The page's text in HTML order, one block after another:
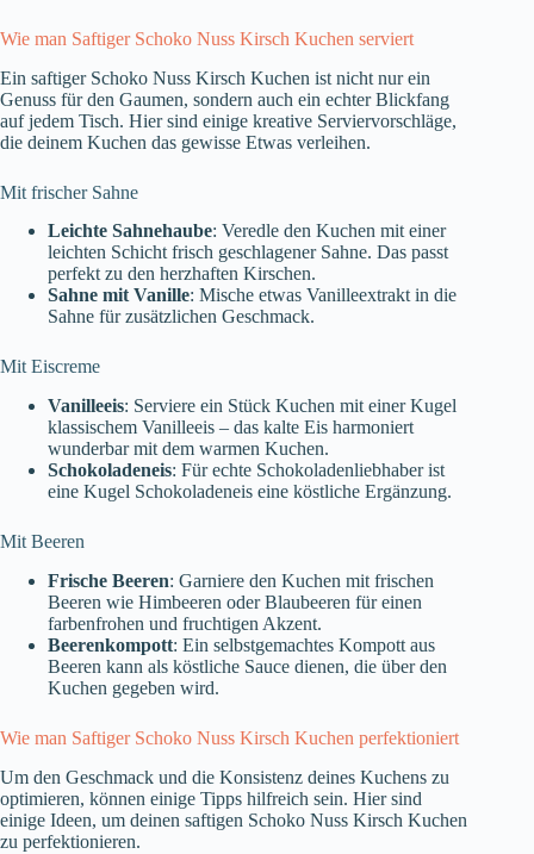
Wie man Saftiger Schoko Nuss Kirsch Kuchen serviert
Ein saftiger Schoko Nuss Kirsch Kuchen ist nicht nur ein
Genuss für den Gaumen, sondern auch ein echter Blickfang
auf jedem Tisch. Hier sind einige kreative Serviervorschläge,
die deinem Kuchen das gewisse Etwas verleihen.
Mit frischer Sahne
Leichte Sahnehaube: Veredle den Kuchen mit einer
leichten Schicht frisch geschlagener Sahne. Das passt
perfekt zu den herzhaften Kirschen.
Sahne mit Vanille: Mische etwas Vanilleextrakt in die
Sahne für zusätzlichen Geschmack.
Mit Eiscreme
Vanilleeis: Serviere ein Stück Kuchen mit einer Kugel
klassischem Vanilleeis – das kalte Eis harmoniert
wunderbar mit dem warmen Kuchen.
Schokoladeneis: Für echte Schokoladenliebhaber ist
eine Kugel Schokoladeneis eine köstliche Ergänzung.
Mit Beeren
Frische Beeren: Garniere den Kuchen mit frischen
Beeren wie Himbeeren oder Blaubeeren für einen
farbenfrohen und fruchtigen Akzent.
Beerenkompott: Ein selbstgemachtes Kompott aus
Beeren kann als köstliche Sauce dienen, die über den
Kuchen gegeben wird.
Wie man Saftiger Schoko Nuss Kirsch Kuchen perfektioniert
Um den Geschmack und die Konsistenz deines Kuchens zu
optimieren, können einige Tipps hilfreich sein. Hier sind
einige Ideen, um deinen saftigen Schoko Nuss Kirsch Kuchen
zu perfektionieren.